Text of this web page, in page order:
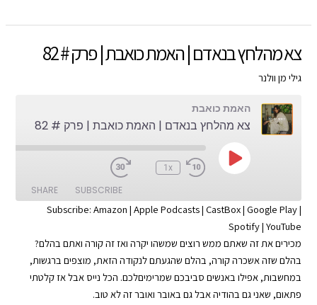
דמעות
האמת
כואבת
פרק
צא מהלחץ בנאדם | האמת כואבת | פרק # 82
גילי מן וולנר
האמת כואבת
צא מהלחץ בנאדם | האמת כואבת | פרק # 82
Play
Episode
1x
SUBSCRIBE
SHARE
Amazon
Google Play
Spotify
YouTube
RSS FEED
SHARE
LINK
Subscribe: Amazon | Apple Podcasts| CastBox| Google Play|
Spotify| YouTube
מכירים את זה שאתם ממש רוצים שמשהו יקרה ואז זה קורה ואתם בהלם?
בהלם שזה אשכרה קורה, בהלם שהגעתם לנקודה הזאת, מוצפים ברגשות,
במחשבות, אפילו באנשים סביבכם שמרימיםלכם. הכל נייס אבל אז קלטתי
פתאום, שאני גם בהודיה אבל גם באובר ואובר זה לא טוב.